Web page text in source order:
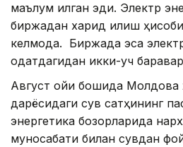
маълум қилган эди. Электр
биржадан харид қилиш
келмоқда. Биржада эса
одатдагидан икки-уч
Август ойи бошида Молдова
дарёсидаги сув сатҳининг
энергетика бозорларида
муносабати билан сувдан